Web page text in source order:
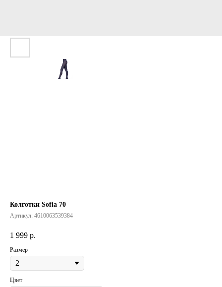
Колготки Sofia 70
Артикул: 4610063539384
1 999 р.
Размер
Цвет